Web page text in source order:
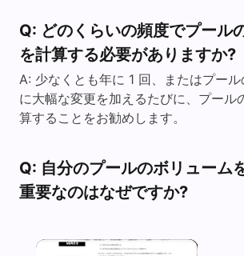
Q: どのくらいの頻度でプール
を計算する必要がありますか?
A: 少なくとも年に 1 回、またはプー
に大幅な変更を加えるたびに、プール
算することをお勧めします。
Q: 自分のプールのボリューム
重要なのはなぜですか?
×